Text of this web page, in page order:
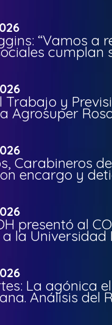
“Vamos a
cumplan
Trabajo y
Agrosuper
Carabineros
encargo y
presentó al
la Universidad
La agónica
Análisis del